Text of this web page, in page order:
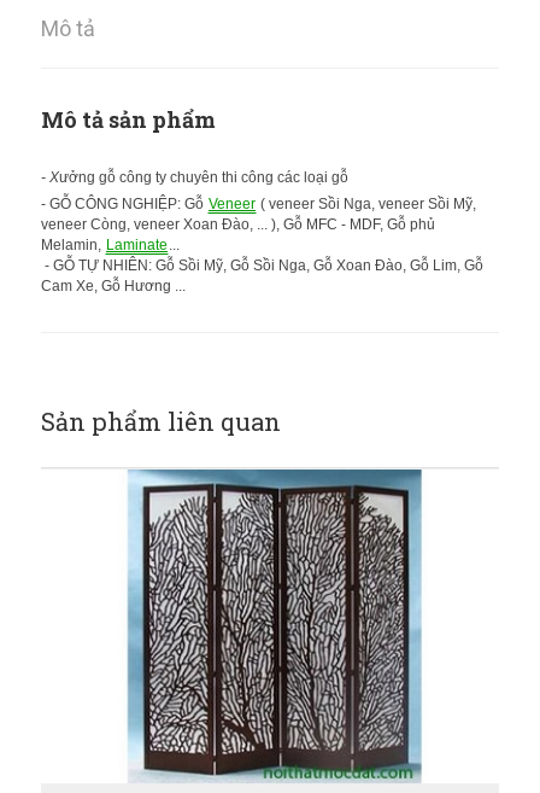
Mô tả
Mô tả sản phẩm
- Xưởng gỗ công ty chuyên thi công các loại gỗ
- GỖ CÔNG NGHIỆP: Gỗ Veneer ( veneer Sồi Nga, veneer Sồi Mỹ,
veneer Còng, veneer Xoan Đào, ... ), Gỗ MFC - MDF, Gỗ phủ
Melamin, Laminate ...
- GỖ TỰ NHIÊN: Gỗ Sồi Mỹ, Gỗ Sồi Nga, Gỗ Xoan Đào, Gỗ Lim, Gỗ
Cam Xe, Gỗ Hương ...
Sản phẩm liên quan